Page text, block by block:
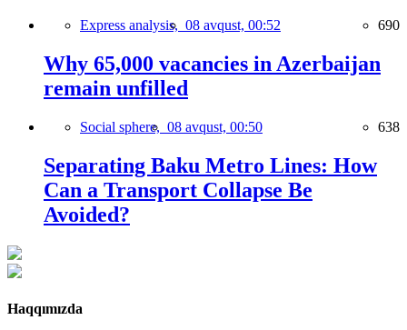
Express analysis, 08 avqust, 00:52 690
Why 65,000 vacancies in Azerbaijan
remain unfilled
Social sphere, 08 avqust, 00:50 638
Separating Baku Metro Lines: How
Can a Transport Collapse Be
Avoided?
Haqqımızda